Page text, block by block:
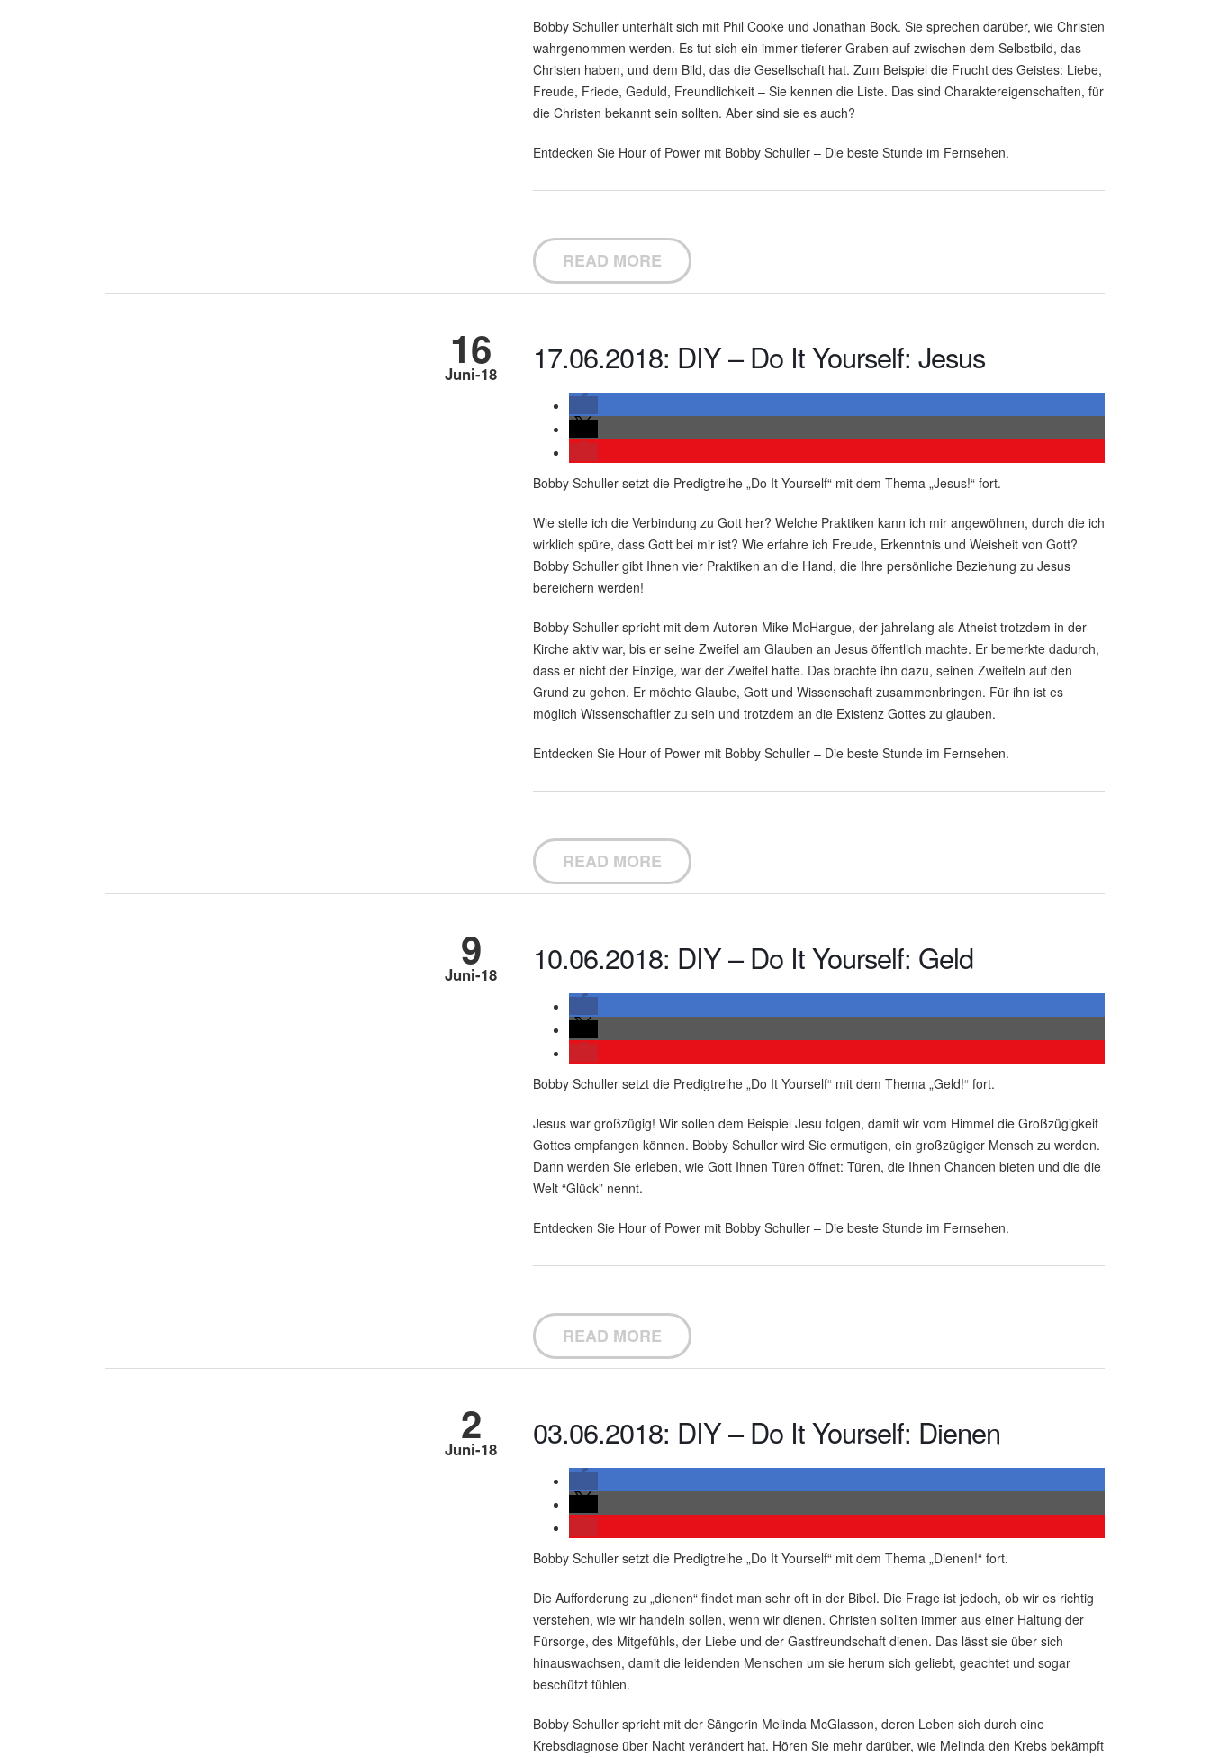
Bobby Schuller unterhält sich mit Phil Cooke und Jonathan Bock. Sie sprechen darüber, wie Christen
wahrgenommen werden. Es tut sich ein immer tieferer Graben auf zwischen dem Selbstbild, das
Christen haben, und dem Bild, das die Gesellschaft hat. Zum Beispiel die Frucht des Geistes: Liebe,
Freude, Friede, Geduld, Freundlichkeit – Sie kennen die Liste. Das sind Charaktereigenschaften, für
die Christen bekannt sein sollten. Aber sind sie es auch?
Entdecken Sie Hour of Power mit Bobby Schuller – Die beste Stunde im Fernsehen.
READ MORE
16
Juni-18 17.06.2018: DIY – Do It Yourself: Jesus
Bobby Schuller setzt die Predigtreihe „Do It Yourself“ mit dem Thema „Jesus!“ fort.
Wie stelle ich die Verbindung zu Gott her? Welche Praktiken kann ich mir angewöhnen, durch die ich
wirklich spüre, dass Gott bei mir ist? Wie erfahre ich Freude, Erkenntnis und Weisheit von Gott?
Bobby Schuller gibt Ihnen vier Praktiken an die Hand, die Ihre persönliche Beziehung zu Jesus
bereichern werden!
Bobby Schuller spricht mit dem Autoren Mike McHargue, der jahrelang als Atheist trotzdem in der
Kirche aktiv war, bis er seine Zweifel am Glauben an Jesus öffentlich machte. Er bemerkte dadurch,
dass er nicht der Einzige, war der Zweifel hatte. Das brachte ihn dazu, seinen Zweifeln auf den
Grund zu gehen. Er möchte Glaube, Gott und Wissenschaft zusammenbringen. Für ihn ist es
möglich Wissenschaftler zu sein und trotzdem an die Existenz Gottes zu glauben.
Entdecken Sie Hour of Power mit Bobby Schuller – Die beste Stunde im Fernsehen.
READ MORE
9
Juni-18 10.06.2018: DIY – Do It Yourself: Geld
Bobby Schuller setzt die Predigtreihe „Do It Yourself“ mit dem Thema „Geld!“ fort.
Jesus war großzügig! Wir sollen dem Beispiel Jesu folgen, damit wir vom Himmel die Großzügigkeit
Gottes empfangen können. Bobby Schuller wird Sie ermutigen, ein großzügiger Mensch zu werden.
Dann werden Sie erleben, wie Gott Ihnen Türen öffnet: Türen, die Ihnen Chancen bieten und die die
Welt “Glück” nennt.
Entdecken Sie Hour of Power mit Bobby Schuller – Die beste Stunde im Fernsehen.
READ MORE
2
Juni-18 03.06.2018: DIY – Do It Yourself: Dienen
Bobby Schuller setzt die Predigtreihe „Do It Yourself“ mit dem Thema „Dienen!“ fort.
Die Aufforderung zu „dienen“ findet man sehr oft in der Bibel. Die Frage ist jedoch, ob wir es richtig
verstehen, wie wir handeln sollen, wenn wir dienen. Christen sollten immer aus einer Haltung der
Fürsorge, des Mitgefühls, der Liebe und der Gastfreundschaft dienen. Das lässt sie über sich
hinauswachsen, damit die leidenden Menschen um sie herum sich geliebt, geachtet und sogar
beschützt fühlen.
Bobby Schuller spricht mit der Sängerin Melinda McGlasson, deren Leben sich durch eine
Krebsdiagnose über Nacht verändert hat. Hören Sie mehr darüber, wie Melinda den Krebs bekämpft